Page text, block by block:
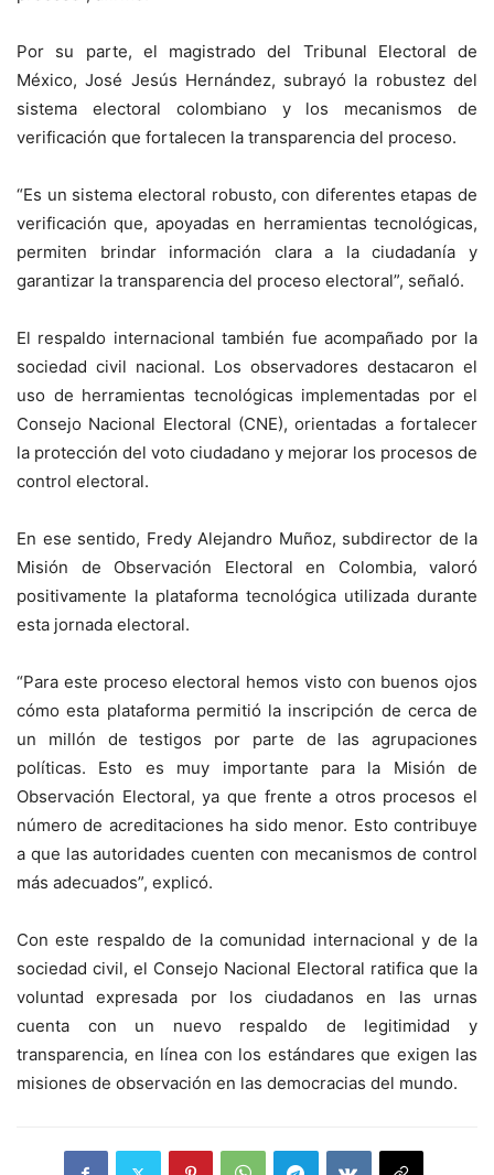
Por su parte, el magistrado del Tribunal Electoral de
México, José Jesús Hernández, subrayó la robustez del
sistema electoral colombiano y los mecanismos de
verificación que fortalecen la transparencia del proceso.
“Es un sistema electoral robusto, con diferentes etapas de
verificación que, apoyadas en herramientas tecnológicas,
permiten brindar información clara a la ciudadanía y
garantizar la transparencia del proceso electoral”, señaló.
El respaldo internacional también fue acompañado por la
sociedad civil nacional. Los observadores destacaron el
uso de herramientas tecnológicas implementadas por el
Consejo Nacional Electoral (CNE), orientadas a fortalecer
la protección del voto ciudadano y mejorar los procesos de
control electoral.
En ese sentido, Fredy Alejandro Muñoz, subdirector de la
Misión de Observación Electoral en Colombia, valoró
positivamente la plataforma tecnológica utilizada durante
esta jornada electoral.
“Para este proceso electoral hemos visto con buenos ojos
cómo esta plataforma permitió la inscripción de cerca de
un millón de testigos por parte de las agrupaciones
políticas. Esto es muy importante para la Misión de
Observación Electoral, ya que frente a otros procesos el
número de acreditaciones ha sido menor. Esto contribuye
a que las autoridades cuenten con mecanismos de control
más adecuados”, explicó.
Con este respaldo de la comunidad internacional y de la
sociedad civil, el Consejo Nacional Electoral ratifica que la
voluntad expresada por los ciudadanos en las urnas
cuenta con un nuevo respaldo de legitimidad y
transparencia, en línea con los estándares que exigen las
misiones de observación en las democracias del mundo.